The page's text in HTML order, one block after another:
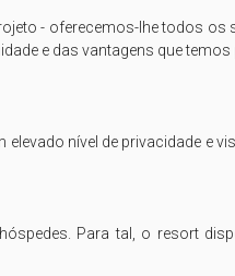
- oferecemos-lhe todos
e das vantagens que temos
nível de privacidade e
Para tal, o resort